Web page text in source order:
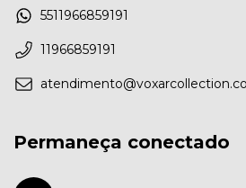
5511966859191
11966859191
Permaneça conectado